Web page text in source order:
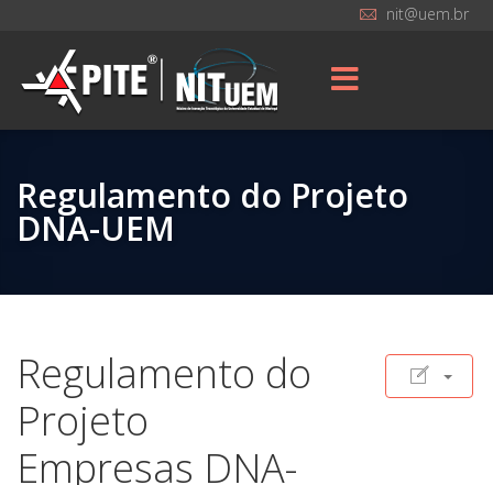
nit@uem.br
Regulamento do Projeto
DNA-UEM
Regulamento do
Projeto
Empresas DNA-